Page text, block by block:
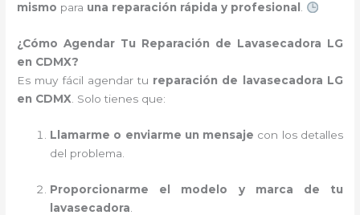
mismo para una reparación rápida y profesional .
¿Cómo Agendar Tu Reparación de Lavasecadora LG
en CDMX?
Es muy fácil agendar tu reparación de lavasecadora LG
en CDMX. Solo tienes que:
Llamarme o enviarme un mensaje con los detalles
del problema.
Proporcionarme el modelo y marca de tu
lavasecadora